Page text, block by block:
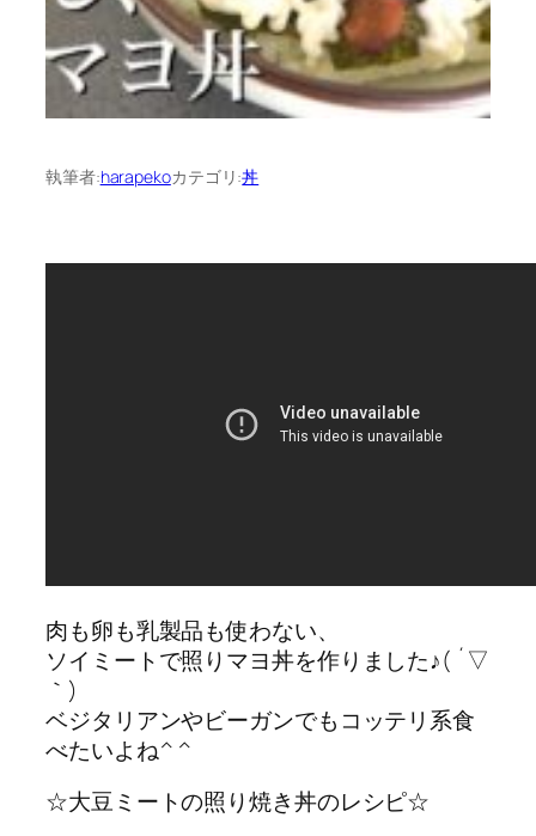
執筆者:harapekoカテゴリ:丼
肉も卵も乳製品も使わない、
ソイミートで照りマヨ丼を作りました♪( ´▽
｀)
ベジタリアンやビーガンでもコッテリ系食
べたいよね^ ^
☆大豆ミートの照り焼き丼のレシピ☆